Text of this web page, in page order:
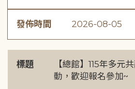
發佈時間 2026-08-05
標題
【總館】115年多元
動，歡迎報名參加~